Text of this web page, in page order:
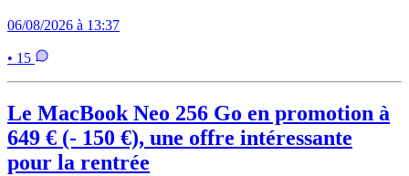
06/08/2026 à 13:37
• 15
Le MacBook Neo 256 Go en promotion à
649 € (- 150 €), une offre intéressante
pour la rentrée